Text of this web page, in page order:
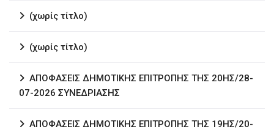
(χωρίς τίτλο)
(χωρίς τίτλο)
ΑΠΟΦΑΣΕΙΣ ΔΗΜΟΤΙΚΗΣ ΕΠΙΤΡΟΠΗΣ ΤΗΣ 20ΗΣ/28-
07-2026 ΣΥΝΕΔΡΙΑΣΗΣ
ΑΠΟΦΑΣΕΙΣ ΔΗΜΟΤΙΚΗΣ ΕΠΙΤΡΟΠΗΣ ΤΗΣ 19ΗΣ/20-